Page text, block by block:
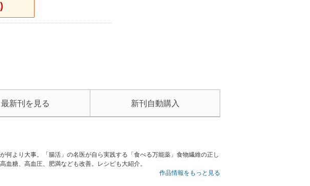
最新刊を見る 新刊自動購入
何より大事。「腸活」の名医が自ら実践する「食べる万能薬」食物繊維の正し
糖、高血圧、肥満なども改善。レシピも大紹介。
作品情報をもっと見る